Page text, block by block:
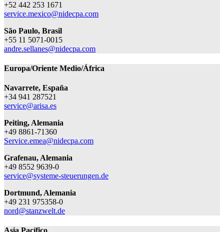
+52 442 253 1671
service.mexico@nidecpa.com
São Paulo, Brasil
+55 11 5071-0015
andre.sellanes@nidecpa.com
Europa/Oriente Medio/África
Navarrete, España
+34 941 287521
service@arisa.es
Peiting, Alemania
+49 8861-71360
Service.emea@nidecpa.com
Grafenau, Alemania
+49 8552 9639-0
service@systeme-steuerungen.de
Dortmund, Alemania
+49 231 975358-0
nord@stanzwelt.de